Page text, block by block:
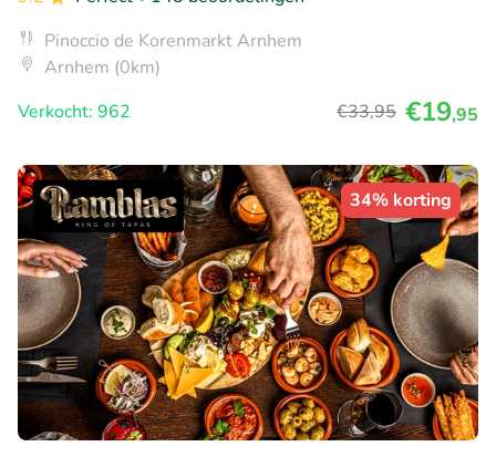
Pinoccio de Korenmarkt Arnhem
Arnhem (0km)
Verkocht: 962
€33,95 €19,95
34% korting